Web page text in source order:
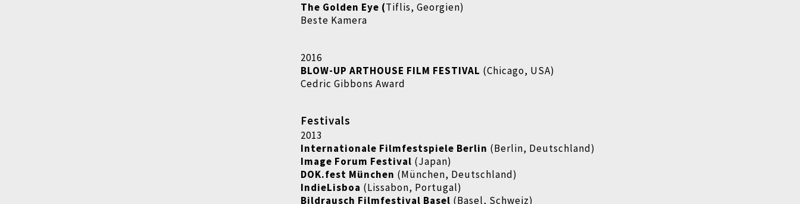
The Golden Eye (Tiflis, Georgien)
Beste Kamera
2016
BLOW-UP ARTHOUSE FILM FESTIVAL (Chicago, USA)
Cedric Gibbons Award
Festivals
2013
Internationale Filmfestspiele Berlin (Berlin, Deutschland)
Image Forum Festival (Japan)
DOK.fest München (München, Deutschland)
IndieLisboa (Lissabon, Portugal)
Bildrausch Filmfestival Basel (Basel, Schweiz)